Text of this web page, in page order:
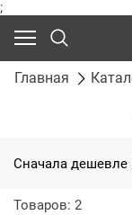
;
Главная
Сначала дешевле
Товаров: 2